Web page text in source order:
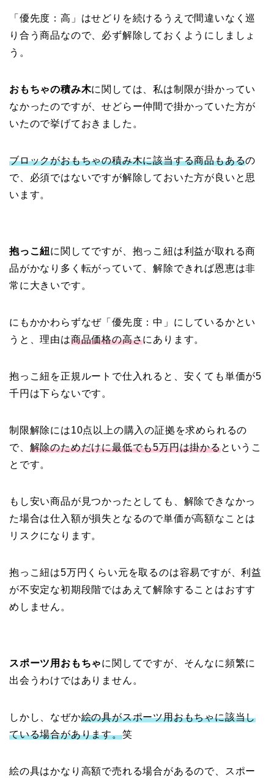
「優先度：高」はせどりを続けるうえで間違いなく巡
り合う商品なので、必ず解除しておくようにしましょ
う。
おもちゃの積み木に関しては、私は制限が掛かってい
なかったのですが、せどらー仲間で掛かっていた方が
いたので挙げておきました。
ブロックがおもちゃの積み木に該当する商品もあるの
で、必須ではないですが解除しておいた方が良いと思
います。
抱っこ紐に関してですが、抱っこ紐は利益が取れる商
品がかなり多く転がっていて、解除できれば恩恵は非
常に大きいです。
にもかかわらずなぜ「優先度：中」にしているかとい
うと、理由は商品価格の高さにあります。
抱っこ紐を正規ルートで仕入れると、安くても単価が5
千円は下らないです。
制限解除には10点以上の購入の証拠を求められるの
で、 解除のためだけに最低でも5万円は掛かるというこ
とです。
もし安い商品が見つかったとしても、解除できなかっ
た場合は仕入額が損失となるので単価が高額なことは
リスクになります。
抱っこ紐は5万円くらい元を取るのは容易ですが、利益
が不安定な初期段階ではあえて解除することはおすす
めしません。
スポーツ用おもちゃに関してですが、そんなに頻繁に
出会うわけではありません。
しかし、なぜか絵の具がスポーツ用おもちゃに該当し
ている場合があります。笑
絵の具はかなり高額で売れる場合があるので、スポー